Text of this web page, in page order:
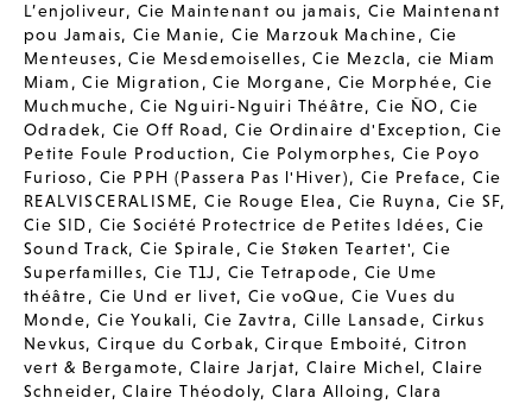
L’enjoliveur, Cie Maintenant ou jamais,Cie Maintenant
pou Jamais, Cie Manie,Cie Marzouk Machine, Cie
Menteuses,Cie Mesdemoiselles,Cie Mezcla,cie Miam
Miam ,Cie Migration ,Cie Morgane, Cie Morphée, Cie
Muchmuche,Cie Nguiri-Nguiri Théâtre,Cie ÑO,Cie
Odradek, Cie Off Road,Cie Ordinaire d'Exception,Cie
Petite Foule Production,Cie Polymorphes, Cie Poyo
Furioso, Cie PPH (Passera Pas l'Hiver),Cie Preface,Cie
REALVISCERALISME,Cie Rouge Elea , Cie Ruyna,Cie SF,
Cie SID, Cie Société Protectrice de Petites Idées,Cie
Sound Track,Cie Spirale,Cie Støken Teartet', Cie
Superfamilles,Cie T1J , Cie Tetrapode, Cie Ume
théâtre, Cie Und er livet, Cie voQue,Cie Vues du
Monde, Cie Youkali,Cie Zavtra, Cille Lansade, Cirkus
Nevkus,Cirque du Corbak,Cirque Emboité, Citron
vert & Bergamote,Claire Jarjat,Claire Michel,Claire
Schneider,Claire Théodoly,Clara Alloing,Clara